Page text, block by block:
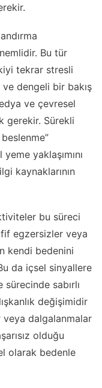
Bu tür
tekrar stresli
dengeli bir bakış
ve çevresel
gerekir. Sürekli
yaklaşımını
kaynaklarının
bu süreci
egzersizler veya
kendi bedenini
da içsel sinyallere
sabırlı
değişimidir
dalgalanmalar
olduğu
olarak bedenle